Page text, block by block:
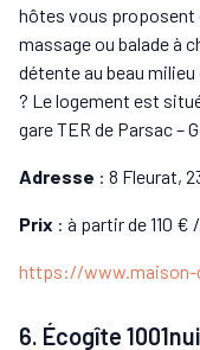
hôtes vous proposent
massage ou balade à
détente au beau milieu
? Le logement est
gare TER de Parsac –
Adresse : 8 Fleurat,
Prix : à partir de 110 €
https://www.maison-
6. Écogîte